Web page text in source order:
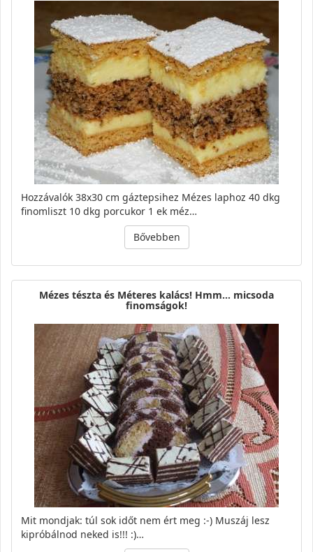
Hozzávalók 38x30 cm gáztepsihez Mézes laphoz 40 dkg
finomliszt 10 dkg porcukor 1 ek méz…
Bővebben
Mézes tészta és Méteres kalács! Hmm… micsoda
finomságok!
Mit mondjak: túl sok időt nem ért meg :-) Muszáj lesz
kipróbálnod neked is!!! :)…